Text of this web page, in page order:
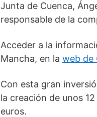
Junta de Cuenca,
responsable de la
Acceder a la
Mancha, en la web de
Con esta gran
la creación de unos
euros.